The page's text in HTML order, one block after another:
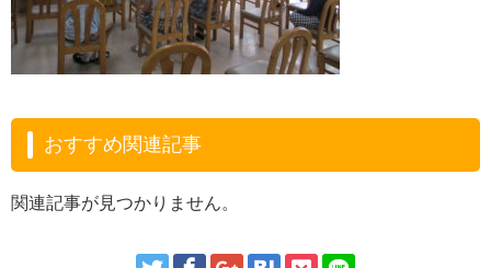
おすすめ関連記事
関連記事が見つかりません。